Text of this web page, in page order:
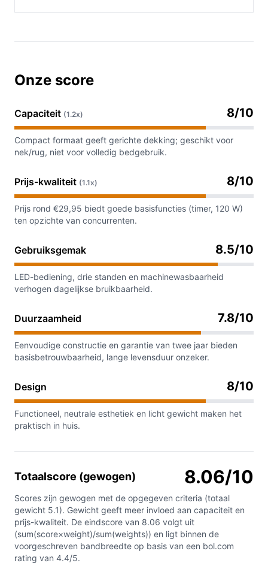
Onze score
Capaciteit (1.2x) 8/10
Compact formaat geeft gerichte dekking; geschikt voor
nek/rug, niet voor volledig bedgebruik.
Prijs-kwaliteit (1.1x) 8/10
Prijs rond €29,95 biedt goede basisfuncties (timer, 120 W)
ten opzichte van concurrenten.
Gebruiksgemak 8.5/10
LED-bediening, drie standen en machinewasbaarheid
verhogen dagelijkse bruikbaarheid.
Duurzaamheid 7.8/10
Eenvoudige constructie en garantie van twee jaar bieden
basisbetrouwbaarheid, lange levensduur onzeker.
Design 8/10
Functioneel, neutrale esthetiek en licht gewicht maken het
praktisch in huis.
Totaalscore (gewogen) 8.06/10
Scores zijn gewogen met de opgegeven criteria (totaal
gewicht 5.1). Gewicht geeft meer invloed aan capaciteit en
prijs-kwaliteit. De eindscore van 8.06 volgt uit
(sum(score×weight)/sum(weights)) en ligt binnen de
voorgeschreven bandbreedte op basis van een bol.com
rating van 4.4/5.